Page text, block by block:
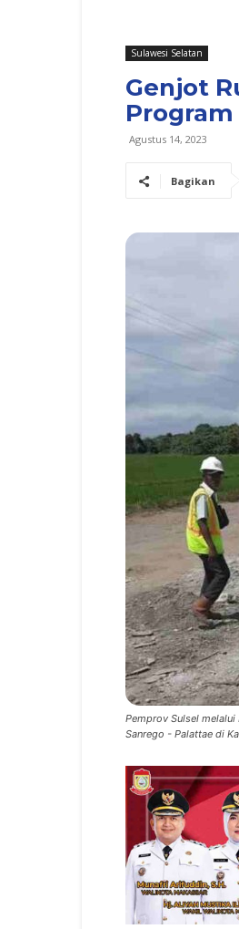
Sulawesi Selatan
Genjot
Agustus 14, 2023
Bagikan
Pemprov Sulsel melalui
Sanrego - Palattae di